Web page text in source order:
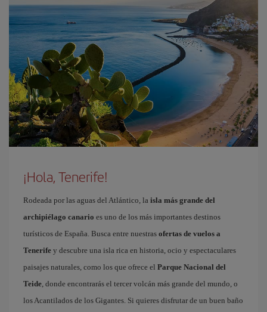
¡Hola, Tenerife!
Rodeada por las aguas del Atlántico, la isla más grande del
archipiélago canario es uno de los más importantes destinos
turísticos de España. Busca entre nuestras ofertas de vuelos a
Tenerife y descubre una isla rica en historia, ocio y espectaculares
paisajes naturales, como los que ofrece el Parque Nacional del
Teide, donde encontrarás el tercer volcán más grande del mundo, o
los Acantilados de los Gigantes. Si quieres disfrutar de un buen baño